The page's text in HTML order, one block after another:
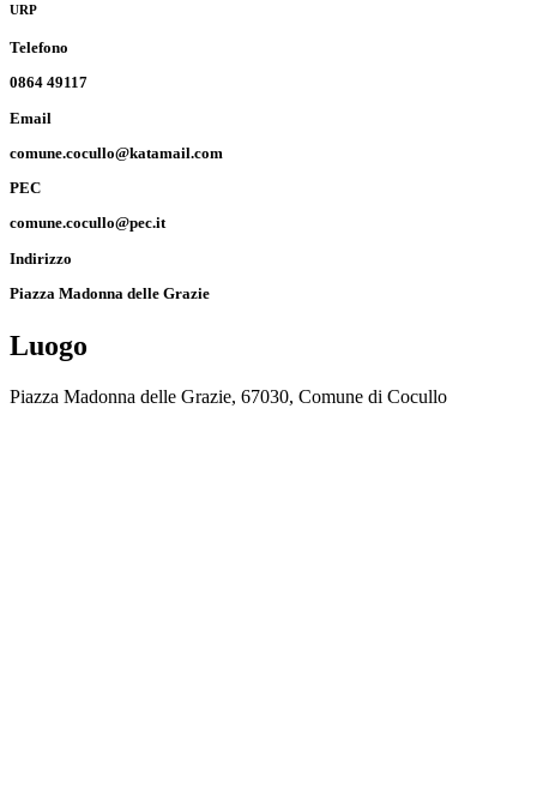
URP
Telefono
0864 49117
Email
comune.cocullo@katamail.com
PEC
comune.cocullo@pec.it
Indirizzo
Piazza Madonna delle Grazie
Luogo
Piazza Madonna delle Grazie, 67030, Comune di Cocullo